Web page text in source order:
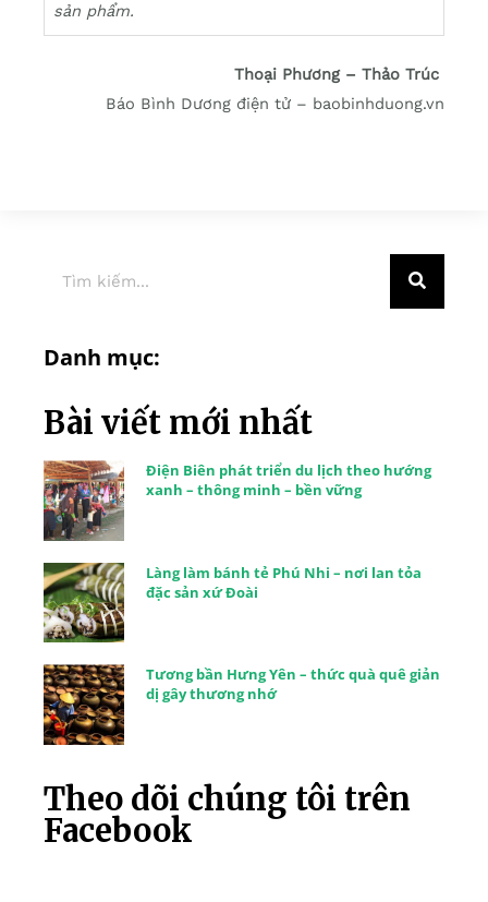
sản phẩm.
Thoại Phương – Thảo Trúc
Báo Bình Dương điện tử – baobinhduong.vn
Danh mục:
Bài viết mới nhất
Điện Biên phát triển du lịch theo hướng
xanh – thông minh – bền vững
Làng làm bánh tẻ Phú Nhi – nơi lan tỏa
đặc sản xứ Đoài
Tương bần Hưng Yên – thức quà quê giản
dị gây thương nhớ
Theo dõi chúng tôi trên
Facebook